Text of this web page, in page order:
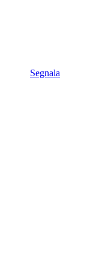
Segnala